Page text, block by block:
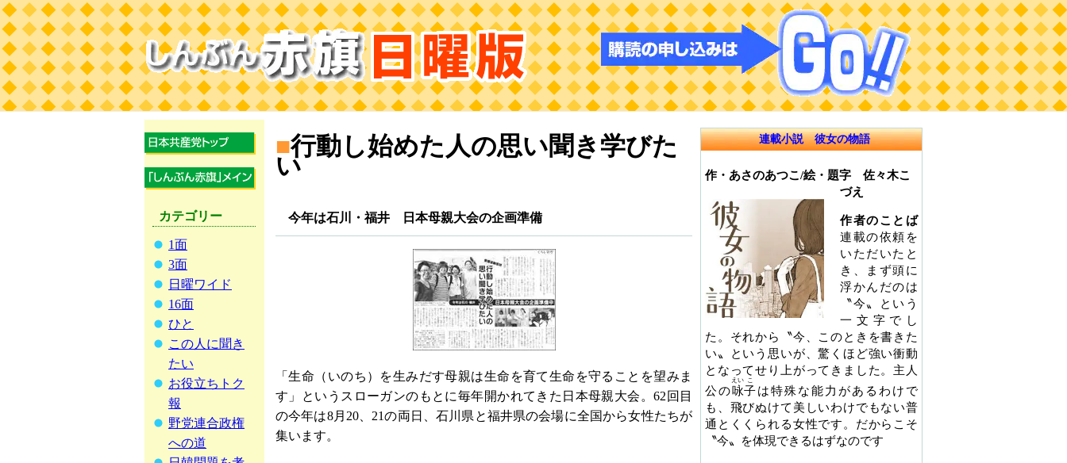
カテゴリー
1面
3面
日曜ワイド
16面
ひと
この人に聞き
たい
お役立ちトク
報
野党連合政権
への道
■行動し始めた人の思い聞き学びた
い
今年は石川・福井 日本母親大会の企画準備
「生命（いのち）を生みだす母親は生命を育て生命を守ることを望みま
す」というスローガンのもとに毎年開かれてきた日本母親大会。62回目
の今年は8月20、21の両日、石川県と福井県の会場に全国から女性たちが
集います。
連載小説 彼女の物語
作・あさのあつこ/絵・題字 佐々木こ
づえ
作者のことば
連載の依頼を
いただいたと
き、まず頭に
浮かんだのは
〝今〟という
一文字でし
た。それから〝今、このときを書きた
い〟という思いが、驚くほど強い衝動
となってせり上がってきました。主人
公の咏
えい
子
こ
は特殊な能力があるわけで
も、飛びぬけて美しいわけでもない普
通とくくられる女性です。だからこそ
〝今〟を体現できるはずなのです